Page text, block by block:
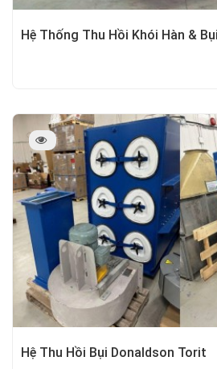
Hệ Thống Thu Hồi Khói Hàn &
Hệ Thu Hồi Bụi Donaldson Torit